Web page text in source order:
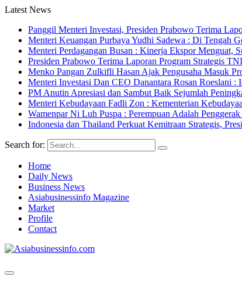
Latest News
Panggil Menteri Investasi, Presiden Prabowo Terima
Menteri Keuangan Purbaya Yudhi Sadewa : Di Tengah
Menteri Perdagangan Busan : Kinerja Ekspor Menguat,
Presiden Prabowo Terima Laporan Program Strategis
Menko Pangan Zulkifli Hasan Ajak Pengusaha Masuk
Menteri Investasi Dan CEO Danantara Rosan Roeslani :
PM Anutin Apresiasi dan Sambut Baik Sejumlah
Menteri Kebudayaan Fadli Zon : Kementerian
Wamenpar Ni Luh Puspa : Perempuan Adalah
Indonesia dan Thailand Perkuat Kemitraan Strategis,
Search for:
Home
Daily News
Business News
Asiabusinessinfo Magazine
Market
Profile
Contact